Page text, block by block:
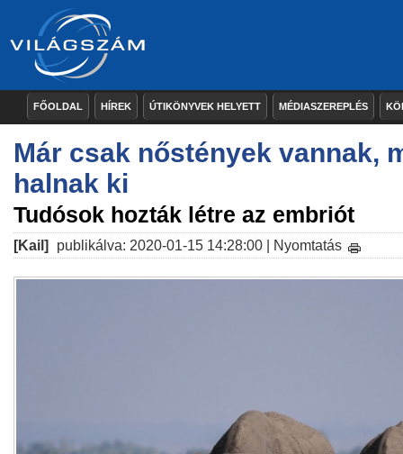
FŐOLDAL HÍREK ÚTIKÖNYVEK HELYETT MÉDIASZEREPLÉS
Már csak nőstények vannak,
halnak ki
Tudósok hozták létre az embriót
[Kail] publikálva: 2020-01-15 14:28:00 | Nyomtatás